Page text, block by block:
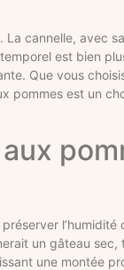
cannelle, avec
est bien
Que vous
pommes est un
l’humidité
un gâteau sec,
une montée